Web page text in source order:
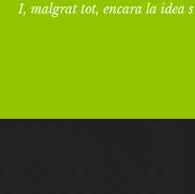
I, malgrat tot, encara la idea